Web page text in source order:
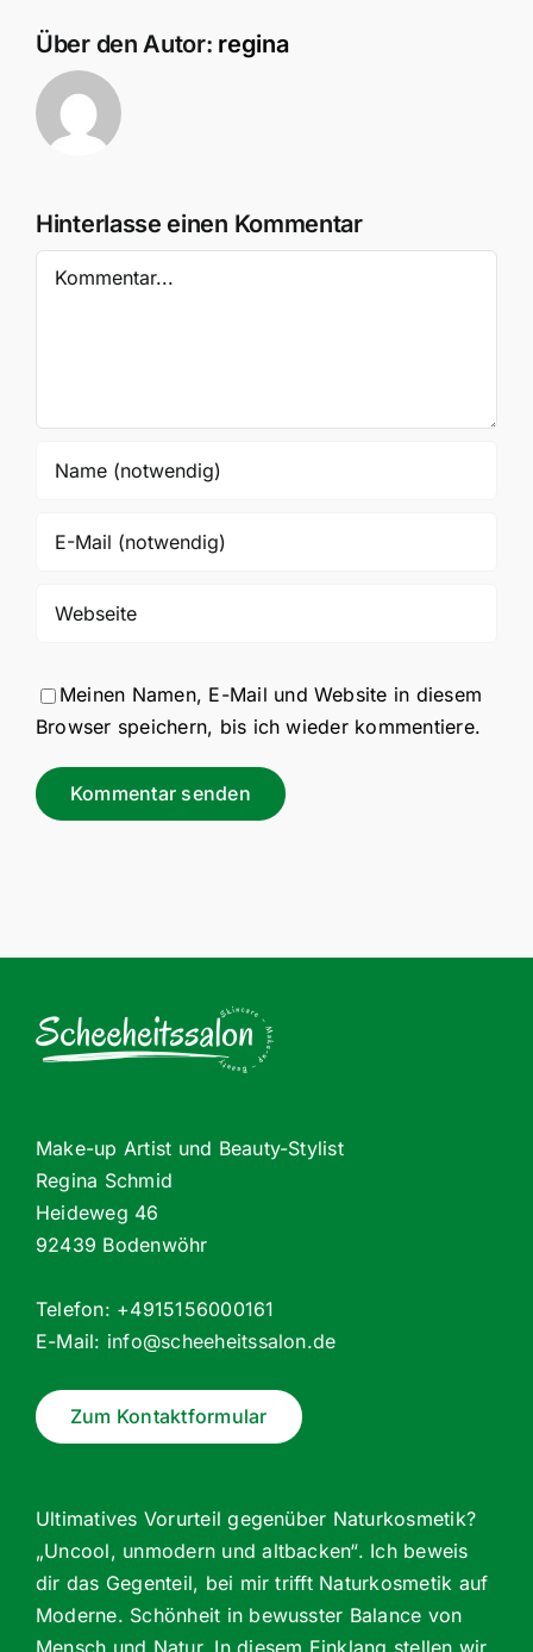
Über den Autor: regina
Hinterlasse einen Kommentar
Meinen Namen, E-Mail und Website in diesem
Browser speichern, bis ich wieder kommentiere.
Make-up Artist und Beauty-Stylist
Regina Schmid
Heideweg 46
92439 Bodenwöhr
Telefon: +4915156000161
E-Mail: info@scheeheitssalon.de
Zum Kontaktformular
Ultimatives Vorurteil gegenüber Naturkosmetik?
„Uncool, unmodern und altbacken“. Ich beweis
dir das Gegenteil, bei mir trifft Naturkosmetik auf
Moderne. Schönheit in bewusster Balance von
Mensch und Natur. In diesem Einklang stellen wir